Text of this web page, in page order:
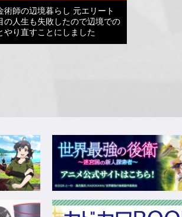
術師の辺境暮らし 元エリート
の人生も失敗したので辺境での
やり直すことにしました